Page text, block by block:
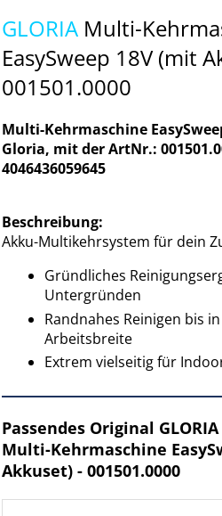
GLORIA Multi-
EasySweep 18V (mit
001501.0000
Multi-Kehrmaschine
Gloria, mit der ArtNr.:
4046436059645
Beschreibung:
Akku-Multikehrsystem für dein
Gründliches
Untergründen
Randnahes Reinigen bis
Arbeitsbreite
Extrem vielseitig für
Passendes Original
Multi-Kehrmaschine
Akkuset) - 001501.0000